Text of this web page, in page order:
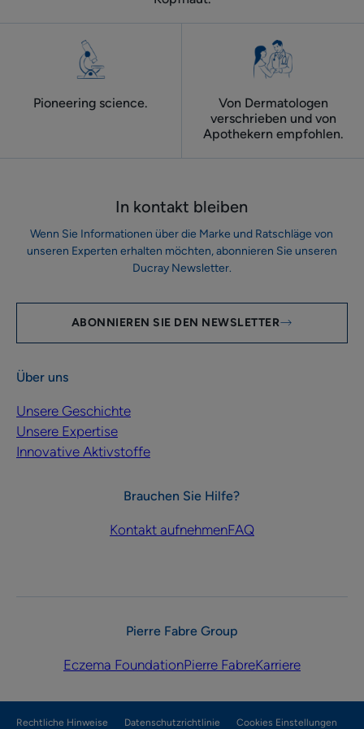
Pioneering science.
Von Dermatologen
verschrieben und von
Apothekern empfohlen.
In kontakt bleiben
Wenn Sie Informationen über die Marke und Ratschläge von
unseren Experten erhalten möchten, abonnieren Sie unseren
Ducray Newsletter.
ABONNIEREN SIE DEN NEWSLETTER
Über uns
Unsere Geschichte
Unsere Expertise
Innovative Aktivstoffe
Brauchen Sie Hilfe?
Kontakt aufnehmenFAQ
Pierre Fabre Group
Eczema FoundationPierre FabreKarriere
Rechtliche Hinweise Datenschutzrichtlinie Cookies Einstellungen